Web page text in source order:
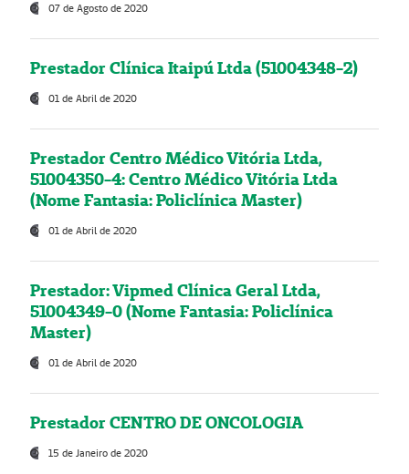
07 de Agosto de 2020
Prestador Clínica Itaipú Ltda (51004348-2)
01 de Abril de 2020
Prestador Centro Médico Vitória Ltda,
51004350-4: Centro Médico Vitória Ltda
(Nome Fantasia: Policlínica Master)
01 de Abril de 2020
Prestador: Vipmed Clínica Geral Ltda,
51004349-0 (Nome Fantasia: Policlínica
Master)
01 de Abril de 2020
Prestador CENTRO DE ONCOLOGIA
15 de Janeiro de 2020